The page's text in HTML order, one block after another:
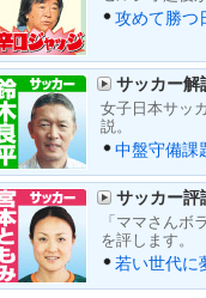
攻めて勝つ
サッカー解
女子日本サッ
説。
中盤守備
サッカー評
「ママさんボ
を評します。
若い世代に